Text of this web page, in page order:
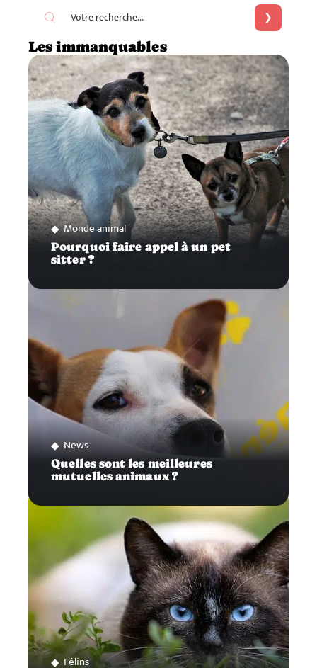
Les immanquables
Monde animal
Pourquoi faire appel à un pet
sitter ?
News
Quelles sont les meilleures
mutuelles animaux ?
Félins